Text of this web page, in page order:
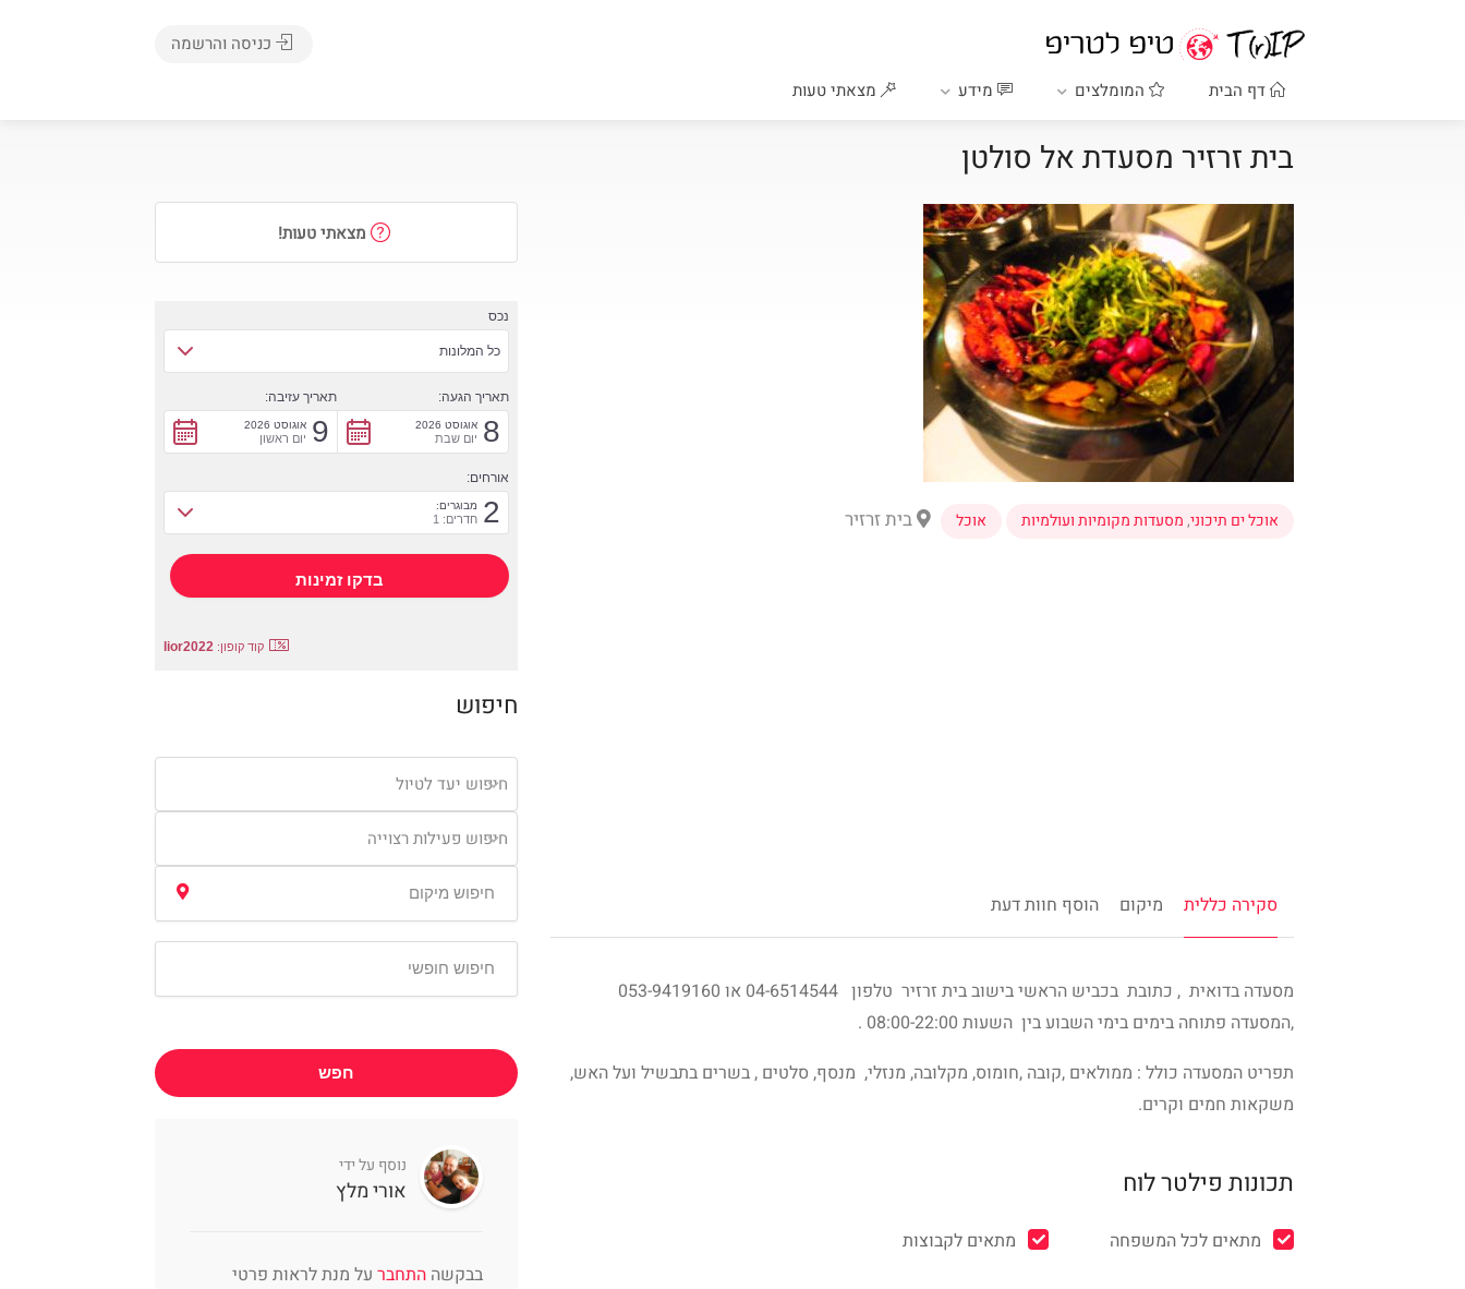
דף הבית המומלצים מידע מצאתי טעות
כניסה והרשמה
בית זרזיר מסעדת אל סולטן
אוכל ים תיכוני,מסעדות מקומיות ועולמיות אוכל בית זרזיר
סקירה כללית מיקום הוסף חוות דעת
מסעדה בדואית , כתובת בכביש הראשי בישוב בית זרזיר טלפון 04-6514544 או 053-9419160
,המסעדה פתוחה בימים בימי השבוע בין השעות 08:00-22:00 .
תפריט המסעדה כולל : ממולאים ,קובה ,חומוס, מקלובה, מנזלי, מנסף, סלטים , בשרים בתבשיל ועל האש,
משקאות חמים וקרים.
תכונות פילטר לוח
מתאים לכל המשפחה מתאים לקבוצות
מצאתי טעות!
נכס
כל המלונות
תאריך הגעה:
8 אוגוסט 2026
יום שבת
תאריך עזיבה:
9 אוגוסט 2026
יום ראשון
אורחים:
2 מבוגרים:
חדרים: 1
קוד קופון: lior2022
חיפוש
חיפוש יעד לטיול
חיפוש פעילות רצוייה
חפש
נוסף על ידי
אורי מלץ
בבקשה התחבר על מנת לראות פרטי